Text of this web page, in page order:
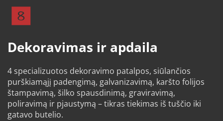
Dekoravimas ir apdaila
4 specializuotos dekoravimo patalpos, siūlančios
purškiamąjį padengimą, galvanizavimą, karšto folijos
štampavimą, šilko spausdinimą, graviravimą,
poliravimą ir pjaustymą – tikras tiekimas iš tuščio iki
gatavo butelio.